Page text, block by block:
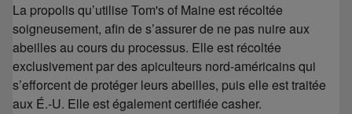
La propolis qu’utilise Tom's of Maine est récoltée
soigneusement, afin de s’assurer de ne pas nuire aux
abeilles au cours du processus. Elle est récoltée
exclusivement par des apiculteurs nord-américains qui
s’efforcent de protéger leurs abeilles, puis elle est traitée
aux É.-U. Elle est également certifiée casher.